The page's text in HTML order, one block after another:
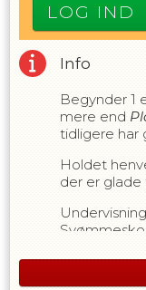
LOG IND
Info
Begynder 1
mere end
tidligere har
Holdet
der er glade